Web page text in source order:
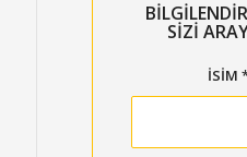
SİZİ
İSIM